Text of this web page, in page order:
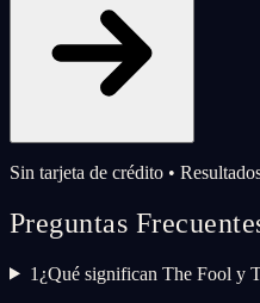
Sin tarjeta de crédito •
Preguntas
1 ¿Qué significan The Fool y